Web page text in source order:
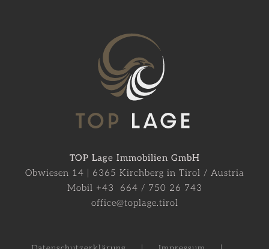
TOP Lage Immobilien GmbH
Obwiesen 14 | 6365 Kirchberg in Tirol / Austria
Mobil +43 664 / 750 26 743
office@toplage.tirol